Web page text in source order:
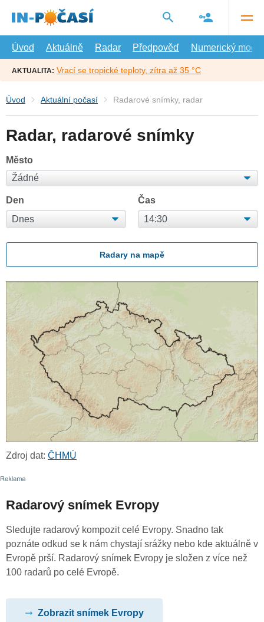
hlavní
Úvod
Aktuálně Radar Předpověď Numerický model
AKTUALITA: Vrací se tropické teploty, zítra až 35 °C
Úvod Aktuální počasí Radarové snímky, radar
Radar, radarové snímky
Město
Den Čas
Radary na mapě
Zdroj dat: ČHMÚ
Radarový snímek Evropy
Sledujte radarový kompozit celé Evropy. Snadno tak
poznáte odkud se k nám chystají srážky nebo kde aktuálně v
Evropě prší. Radarový snímek Evropy je složen z více než
100 radarů po celé Evropě.
Zobrazit snímek Evropy